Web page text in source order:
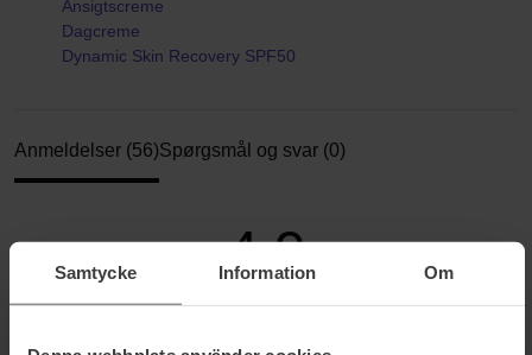
Samtycke Information Om
Ansigtscreme
Dagcreme
Dynamic Skin Recovery SPF50
Anmeldelser (56)Spørgsmål og svar (0)
4.9